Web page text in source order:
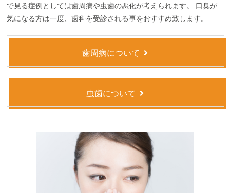
で見る症例としては歯周病や虫歯の悪化が考えられます。 口臭が
気になる方は一度、歯科を受診される事をおすすめ致します。
歯周病について
虫歯について